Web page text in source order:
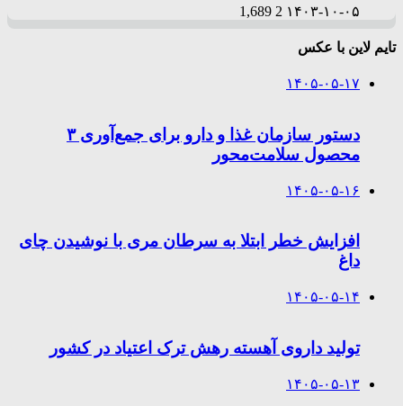
۱۴۰۳-۱۰-۰۵ 2
1,689
تایم لاین با عکس
۱۴۰۵-۰۵-۱۷
دستور سازمان غذا و دارو برای جمع‌آوری ۳
محصول سلامت‌محور
۱۴۰۵-۰۵-۱۶
افزایش خطر ابتلا به سرطان مری با نوشیدن چای
داغ
۱۴۰۵-۰۵-۱۴
تولید داروی آهسته رهش ترک اعتیاد در کشور
۱۴۰۵-۰۵-۱۳